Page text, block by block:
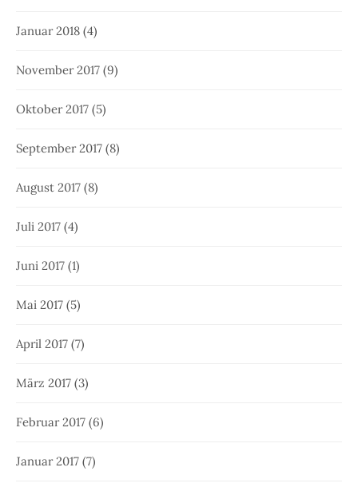
Januar 2018 (4)
November 2017 (9)
Oktober 2017 (5)
September 2017 (8)
August 2017 (8)
Juli 2017 (4)
Juni 2017 (1)
Mai 2017 (5)
April 2017 (7)
März 2017 (3)
Februar 2017 (6)
Januar 2017 (7)